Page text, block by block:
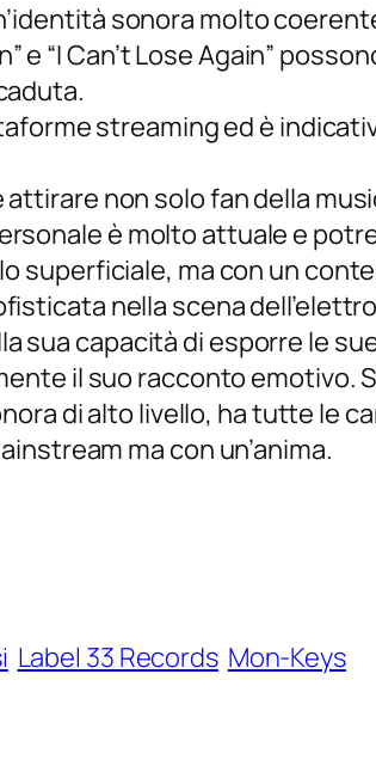
sonora molto
“I Can’t Lose Again”
streaming ed è
non solo fan della
è molto attuale e
superficiale, ma con un
nella scena
sua capacità di esporre le
il suo racconto emotivo.
di alto livello, ha tutte le
ma con un’anima.
Label 33 Records Mon-Keys